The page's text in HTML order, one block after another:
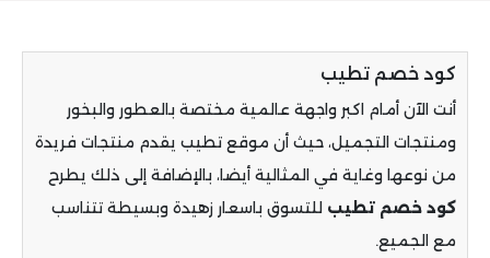
كود خصم تطيب
أنت الآن أمام اكبر واجهة عالمية مختصة بالعطور والبخور
ومنتجات التجميل، حيث أن موقع تطيب يقدم منتجات فريدة
من نوعها وغاية في المثالية أيضا، بالإضافة إلى ذلك يطرح
كود خصم تطيب للتسوق باسعار زهيدة وبسيطة تتناسب
مع الجميع.